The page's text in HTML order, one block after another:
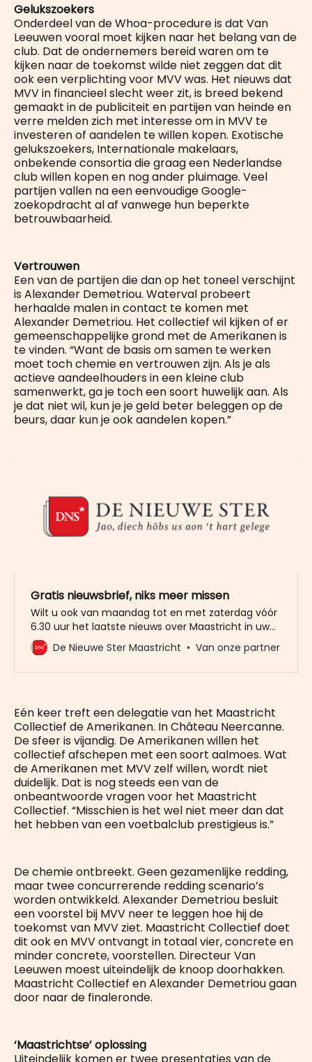
Gelukszoekers
Onderdeel van de Whoa-procedure is dat Van
Leeuwen vooral moet kijken naar het belang van de
club. Dat de ondernemers bereid waren om te
kijken naar de toekomst wilde niet zeggen dat dit
ook een verplichting voor MVV was. Het nieuws dat
MVV in financieel slecht weer zit, is breed bekend
gemaakt in de publiciteit en partijen van heinde en
verre melden zich met interesse om in MVV te
investeren of aandelen te willen kopen. Exotische
gelukszoekers, Internationale makelaars,
onbekende consortia die graag een Nederlandse
club willen kopen en nog ander pluimage. Veel
partijen vallen na een eenvoudige Google-
zoekopdracht al af vanwege hun beperkte
betrouwbaarheid.
Vertrouwen
Een van de partijen die dan op het toneel verschijnt
is Alexander Demetriou. Waterval probeert
herhaalde malen in contact te komen met
Alexander Demetriou. Het collectief wil kijken of er
gemeenschappelijke grond met de Amerikanen is
te vinden. “Want de basis om samen te werken
moet toch chemie en vertrouwen zijn. Als je als
actieve aandeelhouders in een kleine club
samenwerkt, ga je toch een soort huwelijk aan. Als
je dat niet wil, kun je je geld beter beleggen op de
beurs, daar kun je ook aandelen kopen.”
Gratis nieuwsbrief, niks meer missen
Wilt u ook van maandag tot en met zaterdag vóór
6.30 uur het laatste nieuws over Maastricht in uw
mailbox? Meld u dan gratis aan voor de nieuwbrief
van De Nieuwe Ster. Meer dan 20.000 trouwe lezers
De Nieuwe Ster Maastricht Van onze partner
Eén keer treft een delegatie van het Maastricht
Collectief de Amerikanen. In Château Neercanne.
De sfeer is vijandig. De Amerikanen willen het
collectief afschepen met een soort aalmoes. Wat
de Amerikanen met MVV zelf willen, wordt niet
duidelijk. Dat is nog steeds een van de
onbeantwoorde vragen voor het Maastricht
Collectief. “Misschien is het wel niet meer dan dat
het hebben van een voetbalclub prestigieus is.”
De chemie ontbreekt. Geen gezamenlijke redding,
maar twee concurrerende redding scenario’s
worden ontwikkeld. Alexander Demetriou besluit
een voorstel bij MVV neer te leggen hoe hij de
toekomst van MVV ziet. Maastricht Collectief doet
dit ook en MVV ontvangt in totaal vier, concrete en
minder concrete, voorstellen. Directeur Van
Leeuwen moest uiteindelijk de knoop doorhakken.
Maastricht Collectief en Alexander Demetriou gaan
door naar de finaleronde.
‘Maastrichtse’ oplossing
Uiteindelijk komen er twee presentaties van de